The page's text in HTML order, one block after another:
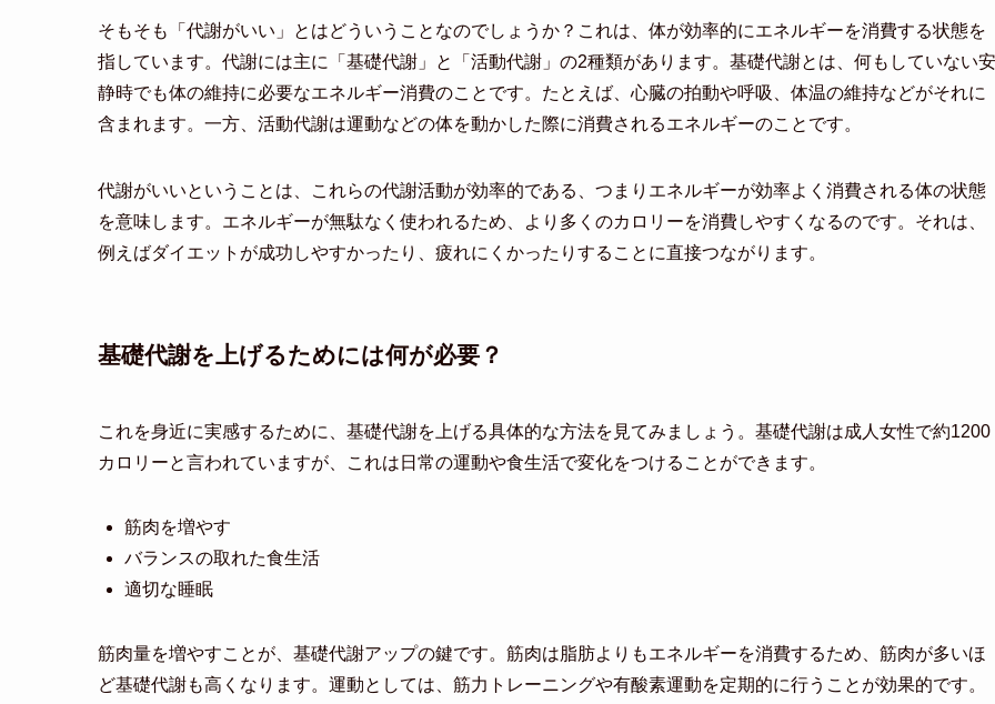
そもそも「代謝がいい」とはどういうことなのでしょうか？これは、体が効率的にエネルギーを消費する状態を
指しています。代謝には主に「基礎代謝」と「活動代謝」の2種類があります。基礎代謝とは、何もしていない安
静時でも体の維持に必要なエネルギー消費のことです。たとえば、心臓の拍動や呼吸、体温の維持などがそれに
含まれます。一方、活動代謝は運動などの体を動かした際に消費されるエネルギーのことです。
代謝がいいということは、これらの代謝活動が効率的である、つまりエネルギーが効率よく消費される体の状態
を意味します。エネルギーが無駄なく使われるため、より多くのカロリーを消費しやすくなるのです。それは、
例えばダイエットが成功しやすかったり、疲れにくかったりすることに直接つながります。
基礎代謝を上げるためには何が必要？
これを身近に実感するために、基礎代謝を上げる具体的な方法を見てみましょう。基礎代謝は成人女性で約1200
カロリーと言われていますが、これは日常の運動や食生活で変化をつけることができます。
筋肉を増やす
バランスの取れた食生活
適切な睡眠
筋肉量を増やすことが、基礎代謝アップの鍵です。筋肉は脂肪よりもエネルギーを消費するため、筋肉が多いほ
ど基礎代謝も高くなります。運動としては、筋力トレーニングや有酸素運動を定期的に行うことが効果的です。